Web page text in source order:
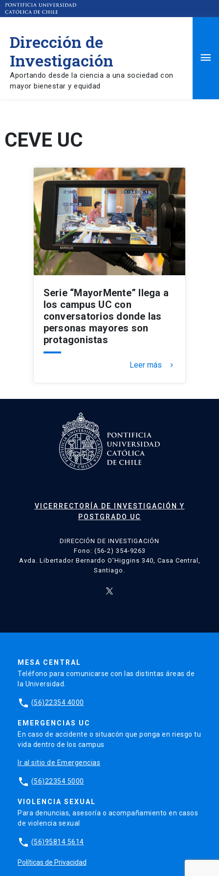
Dirección de
Investigación
Aportando desde la ciencia a una sociedad con
mayor bienestar y equidad
CEVE UC
Serie “MayorMente” llega a
los campus UC con
conversatorios donde las
personas mayores son
protagonistas
Leer más keyboard_arrow_right
VICERRECTORÍA DE INVESTIGACIÓN Y
POSTGRADO UC
DIRECCIÓN DE INVESTIGACIÓN
Fono: (56-2) 354-9263
Avda. Libertador Bernardo O’Higgins 340, Casa Central,
Santiago.
MESA CENTRAL
Teléfono para comunicarse con las distintas áreas de
la Universidad.
phone (56)22354 4000
EMERGENCIAS UC
En caso de accidente o situacón que ponga en riesgo tu
vida dentro de los campus
Ir al sitio de Emergencias
phone (56)22354 5000
VIOLENCIA SEXUAL
Para denuncias, asesoría o acompañamiento en casos
de violencia sexual
phone (56)95814 5614
Políticas de Privacidad